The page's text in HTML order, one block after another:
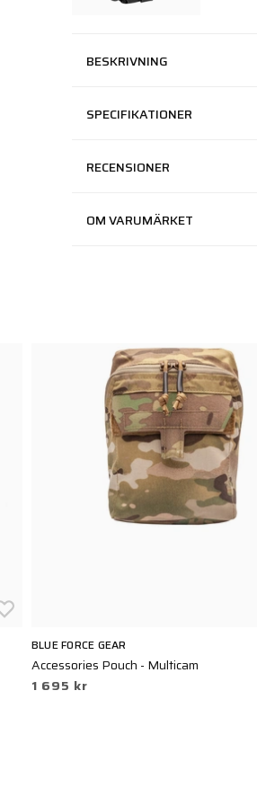
BESKRIVNING
SPECIFIKATIONER
RECENSIONER
OM VARUMÄRKET
BLUE FORCE GEAR
Accessories Pouch - Multicam
1 695 kr